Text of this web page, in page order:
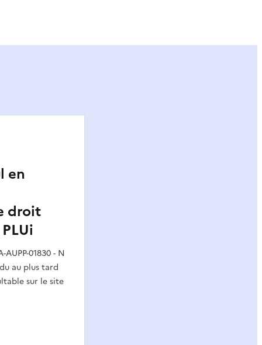
en
droit
AUPP-01830 - N
au plus tard
sur le site